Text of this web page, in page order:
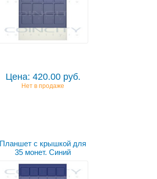
Цена: 420.00 руб.
Нет в продаже
Планшет с крышкой для
35 монет. Синий